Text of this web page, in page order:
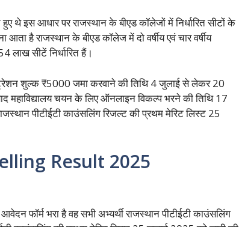
हुए थे इस आधार पर राजस्थान के बीएड कॉलेजों में निर्धारित सीटों के
है राजस्थान के बीएड कॉलेज में दो वर्षीय एवं चार वर्षीय
लाख सीटें निर्धारित हैं।
शुल्क ₹5000 जमा करवाने की तिथि 4 जुलाई से लेकर 20
चयन के लिए ऑनलाइन विकल्प भरने की तिथि 17
पीटीईटी काउंसलिंग रिजल्ट की प्रथम मेरिट लिस्ट 25
Result 2025
फॉर्म भरा है वह सभी अभ्यर्थी राजस्थान पीटीईटी काउंसलिंग